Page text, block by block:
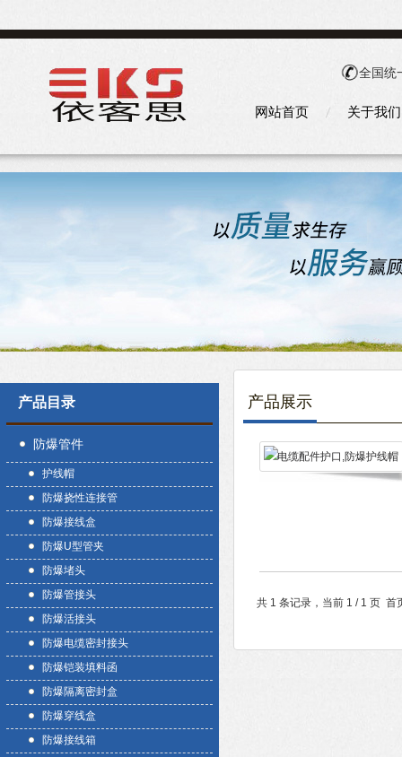
全国统
网站首页 关于我们
产品目录
防爆管件
护线帽
防爆挠性连接管
防爆接线盒
防爆U型管夹
防爆堵头
防爆管接头
防爆活接头
防爆电缆密封接头
防爆铠装填料函
防爆隔离密封盒
防爆穿线盒
防爆接线箱
产品展示
共 1 条记录，当前 1 / 1 页